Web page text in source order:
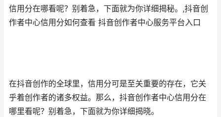
信用分在哪看呢？别着急，下面就为你详细揭秘。,抖音创
作者中心信用分如何查看 抖音创作者中心服务平台入口
在抖音创作的全球里，信用分可是至关重要的存在，它关
乎着创作者的诸多权益。那么，抖音创作者中心信用分在
哪里看呢？别着急，下面就为你详细揭晓。